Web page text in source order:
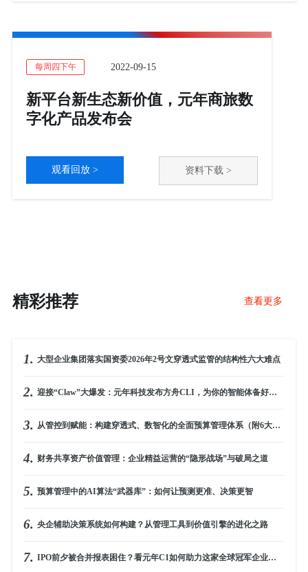
每周四下午 2022-09-15
新平台新生态新价值，元年商旅数
字化产品发布会
观看回放 > 资料下载 >
精彩推荐 查看更多
1. 大型企业集团落实国资委2026年2号文穿透式监管的结构性六大难点
2. 迎接“Claw”大爆发：元年科技发布方舟CLI，为你的智能体备好标准化“财务工具箱”
3. 从管控到赋能：构建穿透式、数智化的全面预算管理体系（附6大实战场景）
4. 财务共享资产价值管理：企业精益运营的“隐形战场”与破局之道
5. 预算管理中的AI算法“武器库”：如何让预测更准、决策更智
6. 央企辅助决策系统如何构建？从管理工具到价值引擎的进化之路
7. IPO前夕被合并报表困住？看元年C1如何助力这家全球冠军企业破局